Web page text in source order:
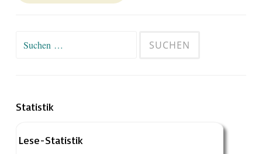
Suchen
Statistik
Lese-Statistik